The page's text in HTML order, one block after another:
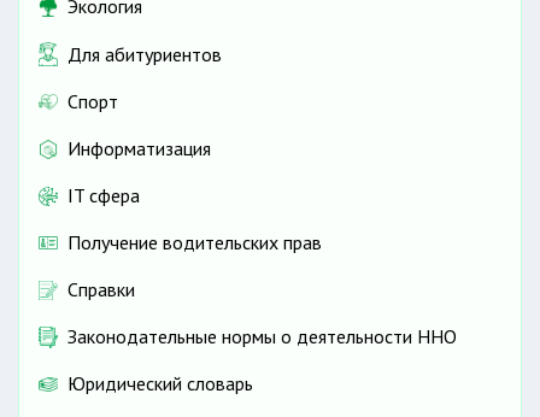
Экология
Для абитуриентов
Спорт
Информатизация
IT сфера
Получение водительских прав
Справки
Законодательные нормы о деятельности ННО
Юридический словарь